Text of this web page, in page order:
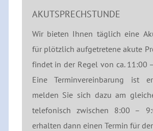
AKUTSPRECHSTUNDE
Wir bieten Ihnen täglich eine
für plötzlich aufgetretene akute
findet in der Regel von ca. 11:00
Eine Terminvereinbarung ist
melden Sie sich dazu am
telefonisch zwischen 8:00 –
erhalten dann einen Termin für